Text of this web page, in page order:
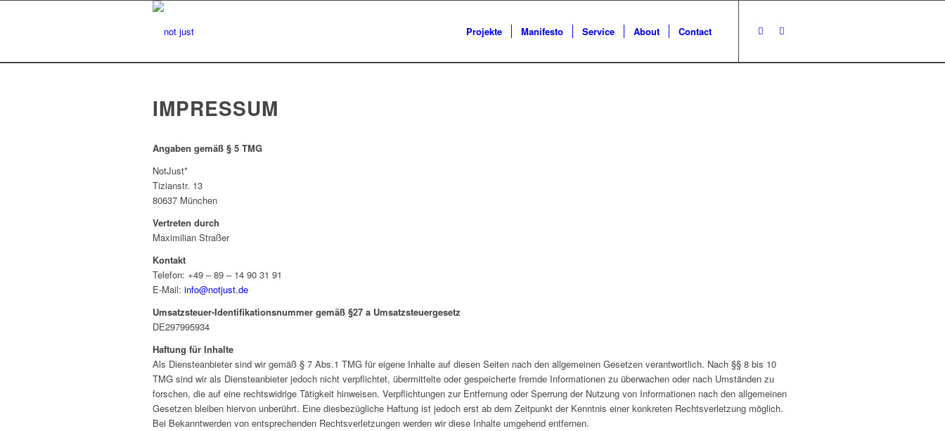
Projekte Manifesto Service About Contact
IMPRESSUM
Angaben gemäß § 5 TMG
NotJust*
Tizianstr. 13
80637 München
Vertreten durch
Maximilian Straßer
Kontakt
Telefon: +49 – 89 – 14 90 31 91
E-Mail: info@notjust.de
Umsatzsteuer-Identifikationsnummer gemäß §27 a Umsatzsteuergesetz
DE297995934
Haftung für Inhalte
Als Diensteanbieter sind wir gemäß § 7 Abs.1 TMG für eigene Inhalte auf diesen Seiten nach den allgemeinen Gesetzen verantwortlich. Nach §§ 8 bis 10
TMG sind wir als Diensteanbieter jedoch nicht verpflichtet, übermittelte oder gespeicherte fremde Informationen zu überwachen oder nach Umständen zu
forschen, die auf eine rechtswidrige Tätigkeit hinweisen. Verpflichtungen zur Entfernung oder Sperrung der Nutzung von Informationen nach den allgemeinen
Gesetzen bleiben hiervon unberührt. Eine diesbezügliche Haftung ist jedoch erst ab dem Zeitpunkt der Kenntnis einer konkreten Rechtsverletzung möglich.
Bei Bekanntwerden von entsprechenden Rechtsverletzungen werden wir diese Inhalte umgehend entfernen.